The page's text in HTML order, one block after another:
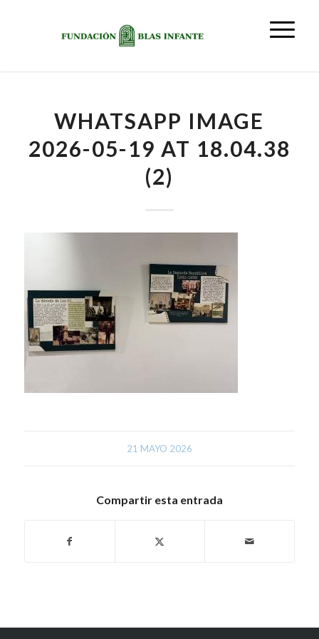
WHATSAPP IMAGE
2026-05-19 AT 18.04.38
(2)
21 MAYO 2026
Compartir esta entrada